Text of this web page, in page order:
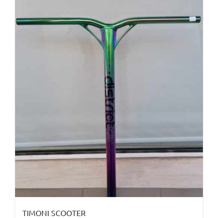
ΤΙΜΟΝΙ SCOOTER